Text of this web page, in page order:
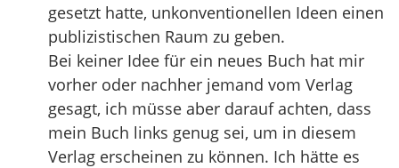
gesetzt hatte, unkonventionellen Ideen einen
publizistischen Raum zu geben.
Bei keiner Idee für ein neues Buch hat mir
vorher oder nachher jemand vom Verlag
gesagt, ich müsse aber darauf achten, dass
mein Buch links genug sei, um in diesem
Verlag erscheinen zu können. Ich hätte es